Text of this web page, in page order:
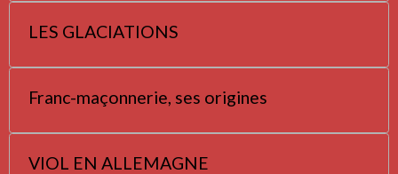
LES GLACIATIONS
Franc-maçonnerie, ses origines
VIOL EN ALLEMAGNE